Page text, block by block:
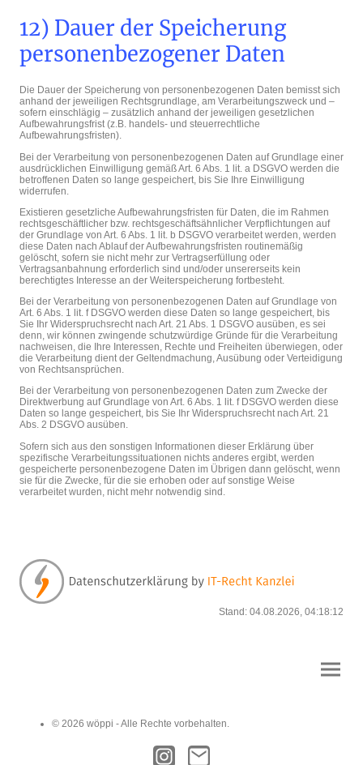
12) Dauer der Speicherung
personenbezogener Daten
Die Dauer der Speicherung von personenbezogenen Daten bemisst sich
anhand der jeweiligen Rechtsgrundlage, am Verarbeitungszweck und –
sofern einschlägig – zusätzlich anhand der jeweiligen gesetzlichen
Aufbewahrungsfrist (z.B. handels- und steuerrechtliche
Aufbewahrungsfristen).
Bei der Verarbeitung von personenbezogenen Daten auf Grundlage einer
ausdrücklichen Einwilligung gemäß Art. 6 Abs. 1 lit. a DSGVO werden die
betroffenen Daten so lange gespeichert, bis Sie Ihre Einwilligung
widerrufen.
Existieren gesetzliche Aufbewahrungsfristen für Daten, die im Rahmen
rechtsgeschäftlicher bzw. rechtsgeschäftsähnlicher Verpflichtungen auf
der Grundlage von Art. 6 Abs. 1 lit. b DSGVO verarbeitet werden, werden
diese Daten nach Ablauf der Aufbewahrungsfristen routinemäßig
gelöscht, sofern sie nicht mehr zur Vertragserfüllung oder
Vertragsanbahnung erforderlich sind und/oder unsererseits kein
berechtigtes Interesse an der Weiterspeicherung fortbesteht.
Bei der Verarbeitung von personenbezogenen Daten auf Grundlage von
Art. 6 Abs. 1 lit. f DSGVO werden diese Daten so lange gespeichert, bis
Sie Ihr Widerspruchsrecht nach Art. 21 Abs. 1 DSGVO ausüben, es sei
denn, wir können zwingende schutzwürdige Gründe für die Verarbeitung
nachweisen, die Ihre Interessen, Rechte und Freiheiten überwiegen, oder
die Verarbeitung dient der Geltendmachung, Ausübung oder Verteidigung
von Rechtsansprüchen.
Bei der Verarbeitung von personenbezogenen Daten zum Zwecke der
Direktwerbung auf Grundlage von Art. 6 Abs. 1 lit. f DSGVO werden diese
Daten so lange gespeichert, bis Sie Ihr Widerspruchsrecht nach Art. 21
Abs. 2 DSGVO ausüben.
Sofern sich aus den sonstigen Informationen dieser Erklärung über
spezifische Verarbeitungssituationen nichts anderes ergibt, werden
gespeicherte personenbezogene Daten im Übrigen dann gelöscht, wenn
sie für die Zwecke, für die sie erhoben oder auf sonstige Weise
verarbeitet wurden, nicht mehr notwendig sind.
Stand: 04.08.2026, 04:18:12
© 2026 wöppi - Alle Rechte vorbehalten.